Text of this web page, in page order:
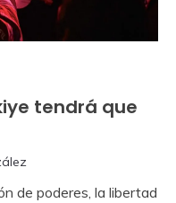
tendrá que
de poderes, la libertad